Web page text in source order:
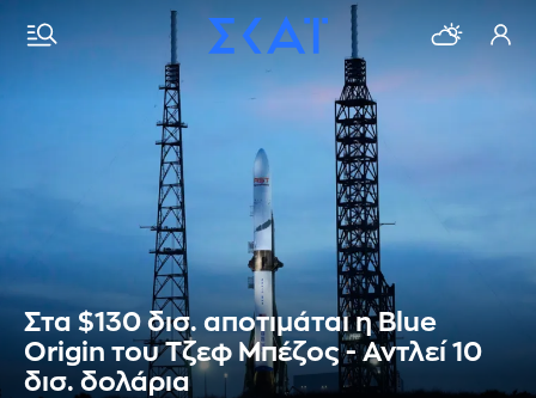
Στα $130 δισ. αποτιμάται η Blue
Origin του Τζεφ Μπέζος - Αντλεί 10
δισ. δολάρια